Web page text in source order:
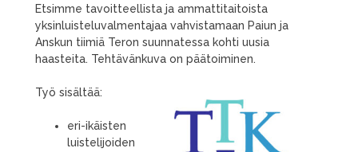
Etsimme tavoitteellista ja ammattitaitoista
yksinluisteluvalmentajaa vahvistamaan Paiun ja
Anskun tiimiä Teron suunnatessa kohti uusia
haasteita. Tehtävänkuva on päätoiminen.
Työ sisältää:
eri-ikäisten
luistelijoiden